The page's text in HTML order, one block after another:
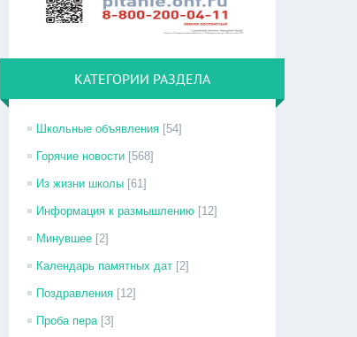
КАТЕГОРИИ РАЗДЕЛА
Школьные объявления [54]
Горячие новости [568]
Из жизни школы [61]
Информация к размышлению [12]
Минувшее [2]
Календарь памятных дат [2]
Поздравления [12]
Проба пера [3]